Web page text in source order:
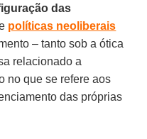
das
políticas neoliberais
– tanto sob a ótica
relacionado a
no que se refere aos
das próprias